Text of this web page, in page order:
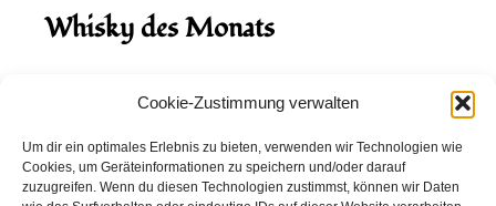
Cookie-Zustimmung verwalten
Um dir ein optimales Erlebnis zu bieten, verwenden wir Technologien wie
Cookies, um Geräteinformationen zu speichern und/oder darauf
zuzugreifen. Wenn du diesen Technologien zustimmst, können wir Daten
Whisky des Monats
August 2026
Hinch Double Wood
Destillerie:Hinch(Irland)
Single Malt, 43.0%